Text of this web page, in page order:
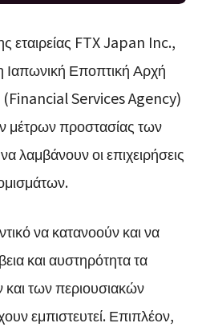
εταιρείας FTX Japan Inc.,
η Ιαπωνική Εποπτική Αρχή
(Financial Services Agency)
μέτρων προστασίας των
λαμβάνουν οι επιχειρήσεις
να κατανοούν και να
και αυστηρότητα τα
και των περιουσιακών
εμπιστευτεί. Επιπλέον,